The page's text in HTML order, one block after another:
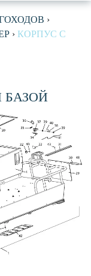
›
› КОРПУС С